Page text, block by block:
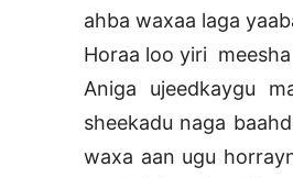
ahba waxaa laga
Horaa loo yiri
Aniga ujeedkaygu
sheekadu naga
waxa aan ugu